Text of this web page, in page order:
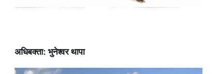
अधिबक्ता: भुनेश्वर थापा